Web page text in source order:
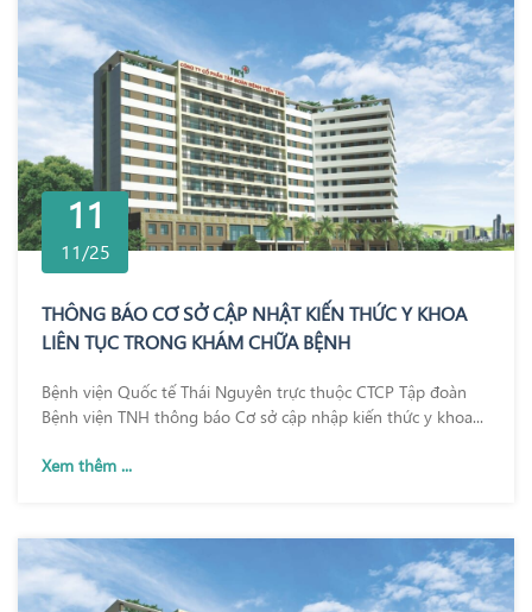
11
11/25
THÔNG BÁO CƠ SỞ CẬP NHẬT KIẾN THỨC Y KHOA
LIÊN TỤC TRONG KHÁM CHỮA BỆNH
Bệnh viện Quốc tế Thái Nguyên trực thuộc CTCP Tập đoàn
Bệnh viện TNH thông báo Cơ sở cập nhập kiến thức y khoa...
Xem thêm ...